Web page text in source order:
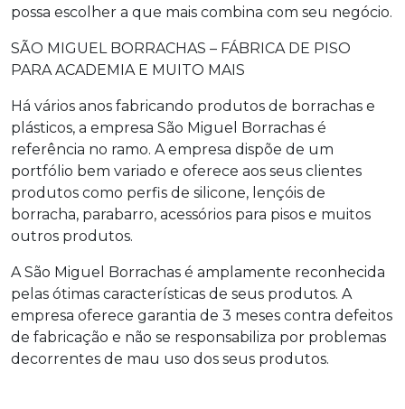
possa escolher a que mais combina com seu negócio.
SÃO MIGUEL BORRACHAS – FÁBRICA DE PISO
PARA ACADEMIA E MUITO MAIS
Há vários anos fabricando produtos de borrachas e
plásticos, a empresa São Miguel Borrachas é
referência no ramo. A empresa dispõe de um
portfólio bem variado e oferece aos seus clientes
produtos como perfis de silicone, lençóis de
borracha, parabarro, acessórios para pisos e muitos
outros produtos.
A São Miguel Borrachas é amplamente reconhecida
pelas ótimas características de seus produtos. A
empresa oferece garantia de 3 meses contra defeitos
de fabricação e não se responsabiliza por problemas
decorrentes de mau uso dos seus produtos.